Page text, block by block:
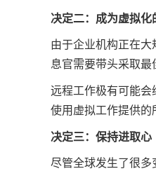
决定二：成为虚拟化
由于企业机构正在
息官需要带头采取最
远程工作极有可能
使用虚拟工作提供的
决定三：保持进取心
尽管全球发生了很